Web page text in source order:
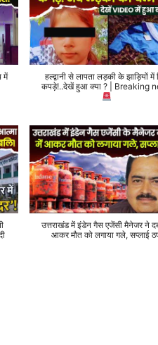
में
हल्द्वानी से लापता लड़की के झाड़ियों में
कपड़े!..देखें हुआ क्या ? | Breaking
उत्तराखंड में इंडेन गैस एजेंसी मैनेजर ने
आकर मौत को लगाया गले, सप्लाई